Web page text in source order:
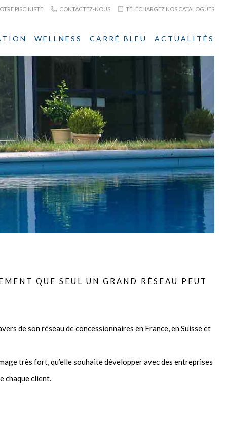
PISCINISTE CONTACTEZ-NOUS TÉLÉCHARGEZ NOS CATALOGUES
WELLNESS CARRÉ BLEU ACTUALITÉS
QUE SEUL UN GRAND RÉSEAU PEUT
de son réseau de concessionnaires en France, en Suisse et
très fort, qu’elle souhaite développer avec des entreprises
chaque client.